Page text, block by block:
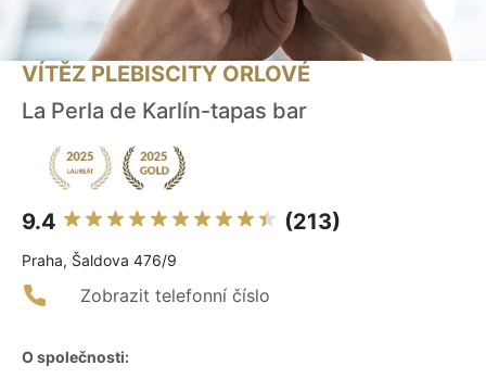
VÍTĚZ PLEBISCITY ORLOVÉ
La Perla de Karlín-tapas bar
9.4 (213)
Praha, Šaldova 476/9
Zobrazit telefonní číslo
O společnosti: